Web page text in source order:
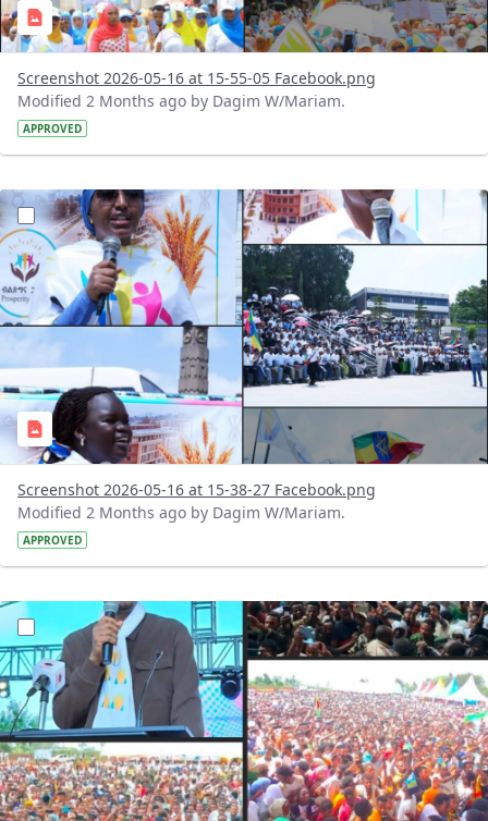
Screenshot 2026-05-16 at 15-55-05 Facebook.png
Modified 2 Months ago by Dagim W/Mariam.
APPROVED
?version=1.0&t=1778935174039&imageThumbnail=1
Screenshot 2026-05-16 at 15-38-27 Facebook.png
Modified 2 Months ago by Dagim W/Mariam.
APPROVED
?version=1.0&t=1778926587535&imageThumbnail=1